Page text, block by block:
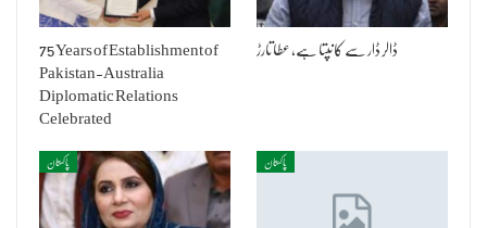
75 Years of Establishment of
Pakistan-Australia
Diplomatic Relations
Celebrated
ڈالر ڈار سے کانپتا ہے، عطا تارڑ
پاکستان پاکستان